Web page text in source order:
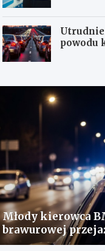
powodu
Młody kierowca
brawurowej
karnych